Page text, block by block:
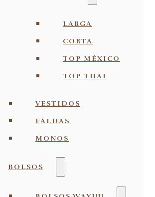
LARGA
CORTA
TOP MÉXICO
TOP THAI
VESTIDOS
FALDAS
MONOS
BOLSOS